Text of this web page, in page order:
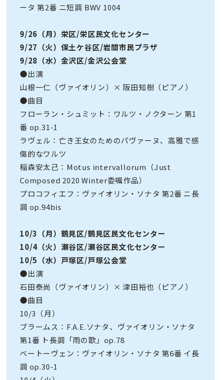
ータ 第2番 ニ短調 BWV 1004
9/26（月）栄区/栄区民文化センター
9/27（火）保土ケ谷区/岩間市民プラザ
9/28（水）金沢区/金沢公会堂
●出演
山根一仁（ヴァイオリン）× 阪田知樹（ピアノ）
●曲目
フローラン・シュミット：ワルツ・ノクターン 第1
番 op.31-1
ラヴェル：亡き王女のためのパヴァーヌ、高雅で感
傷的なワルツ
稲森安太己：Motus intervallorum（Just
Composed 2020 Winter委嘱作品）
プロコフィエフ：ヴァイオリン・ソナタ 第2番 ニ長
調 op.94bis
10/3（月）鶴見区/鶴見区民文化センター
10/4（火）瀬谷区/瀬谷区民文化センター
10/5（水）戸塚区/戸塚公会堂
●出演
石田泰尚（ヴァイオリン）× 津田裕也（ピアノ）
●曲目
10/3（月）
ブラームス：F.A.E.ソナタ、ヴァイオリン・ソナタ
第1番 ト長調「雨の歌」op.78
ベートーヴェン：ヴァイオリン・ソナタ 第6番 イ長
調 op.30-1